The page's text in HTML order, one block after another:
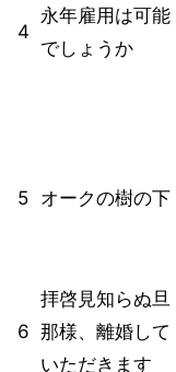
4
永年雇用は可能
でしょうか
5 オークの樹の下
6
拝啓見知らぬ旦
那様、離婚して
いただきます